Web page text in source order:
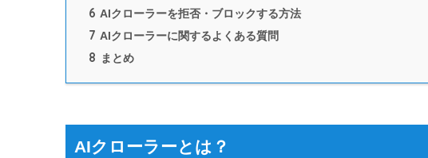
6 AIクローラーを拒否・ブロックする方法
7 AIクローラーに関するよくある質問
8 まとめ
AIクローラーとは？